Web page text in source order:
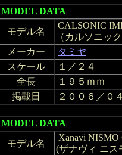
MODEL DATA
モデル名
CALSONIC
（カルソニッ
メーカー
タミヤ
スケール
１／２４
全長
１９５ｍｍ
掲載日
２００６／０
MODEL DATA
モデル名
Xanavi
(ザナヴィ ニス